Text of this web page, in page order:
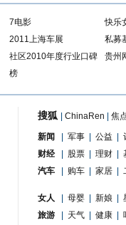
7电影
快乐
2011上海车展
私募
社区2010年度行业口碑
榜
贵州
搜狐 ChinaRen 焦
新闻 军事 公益
财经
股票 理财
汽车
购车 家居
女人 母婴 新娘
旅游
天气 健康